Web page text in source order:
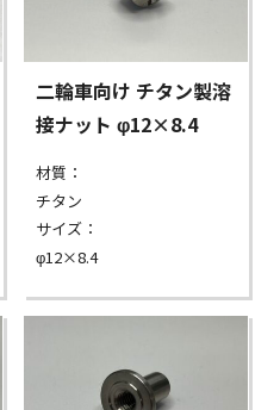
二輪車向け チタン製溶
接ナット φ12×8.4
材質：
チタン
サイズ：
φ12×8.4